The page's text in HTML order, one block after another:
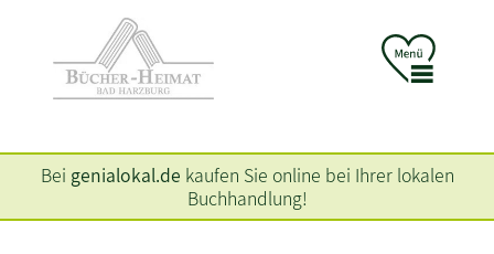
Bei genialokal.de kaufen Sie online bei Ihrer lokalen
Buchhandlung!